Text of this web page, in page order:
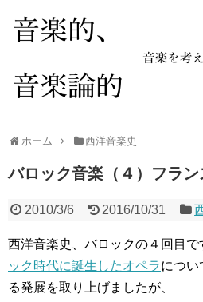
ホーム 西洋音楽史
バロック音楽（４）フラン
2010/3/6 2016/10/31
西洋音楽史、バロックの４回目で
ック時代に誕生したオペラについ
る発展を取り上げましたが、